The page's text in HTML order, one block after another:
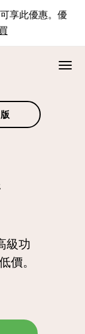
享此優惠。優
級功
價。